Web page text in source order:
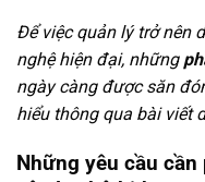
Để việc quản lý trở nên
nghệ hiện đại, những
ngày càng được săn
hiểu thông qua bài viết
Những yêu cầu